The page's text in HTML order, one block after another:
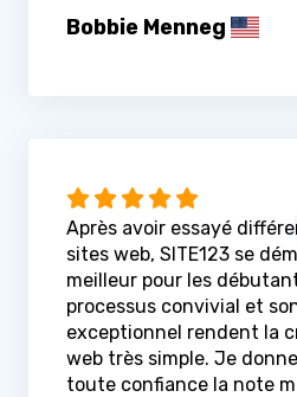
Bobbie Menneg
Après avoir essayé
sites web, SITE123 se
meilleur pour les
processus convivial et
exceptionnel rendent la
web très simple. Je
toute confiance la note